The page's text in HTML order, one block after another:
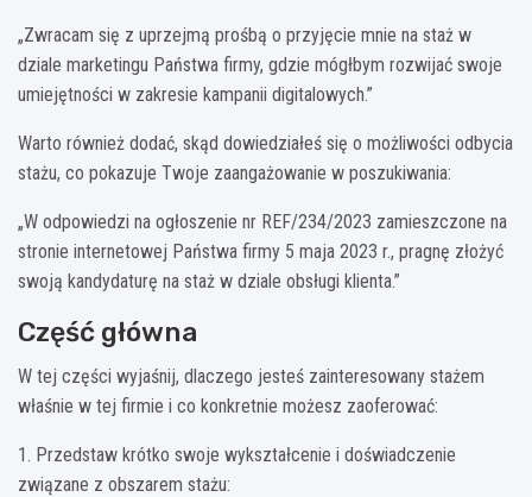
„Zwracam się z uprzejmą prośbą o przyjęcie mnie na staż w
dziale marketingu Państwa firmy, gdzie mógłbym rozwijać swoje
umiejętności w zakresie kampanii digitalowych.”
Warto również dodać, skąd dowiedziałeś się o możliwości odbycia
stażu, co pokazuje Twoje zaangażowanie w poszukiwania:
„W odpowiedzi na ogłoszenie nr REF/234/2023 zamieszczone na
stronie internetowej Państwa firmy 5 maja 2023 r., pragnę złożyć
swoją kandydaturę na staż w dziale obsługi klienta.”
Część główna
W tej części wyjaśnij, dlaczego jesteś zainteresowany stażem
właśnie w tej firmie i co konkretnie możesz zaoferować:
1. Przedstaw krótko swoje wykształcenie i doświadczenie
związane z obszarem stażu: